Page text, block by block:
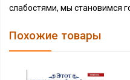
слабостями, мы становимся
Похожие товары